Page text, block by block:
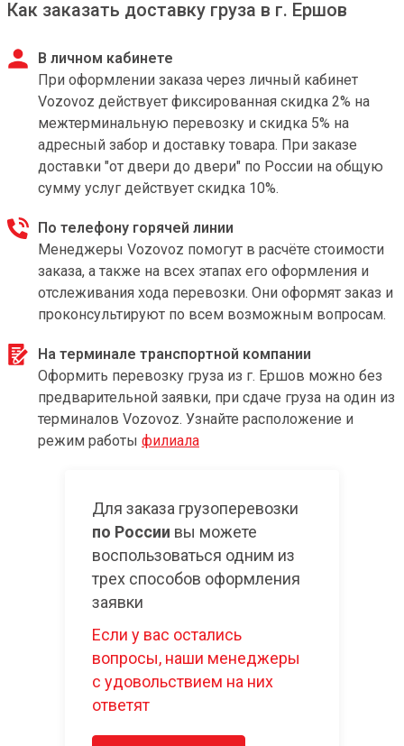
Как заказать доставку груза в г. Ершов
В личном кабинете
При оформлении заказа через личный кабинет
Vozovoz действует фиксированная скидка 2% на
межтерминальную перевозку и скидка 5% на
адресный забор и доставку товара. При заказе
доставки "от двери до двери" по России на общую
сумму услуг действует скидка 10%.
По телефону горячей линии
Менеджеры Vozovoz помогут в расчёте стоимости
заказа, а также на всех этапах его оформления и
отслеживания хода перевозки. Они оформят заказ и
проконсультируют по всем возможным вопросам.
На терминале транспортной компании
Оформить перевозку груза из г. Ершов можно без
предварительной заявки, при сдаче груза на один из
терминалов Vozovoz. Узнайте расположение и
режим работы филиала
Для заказа грузоперевозки
по России вы можете
воспользоваться одним из
трех способов оформления
заявки
Если у вас остались
вопросы, наши менеджеры
с удовольствием на них
ответят